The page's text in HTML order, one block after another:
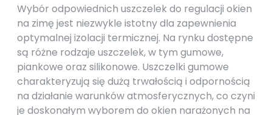
Wybór odpowiednich uszczelek do regulacji okien
na zimę jest niezwykle istotny dla zapewnienia
optymalnej izolacji termicznej. Na rynku dostępne
są różne rodzaje uszczelek, w tym gumowe,
piankowe oraz silikonowe. Uszczelki gumowe
charakteryzują się dużą trwałością i odpornością
na działanie warunków atmosferycznych, co czyni
je doskonałym wyborem do okien narażonych na